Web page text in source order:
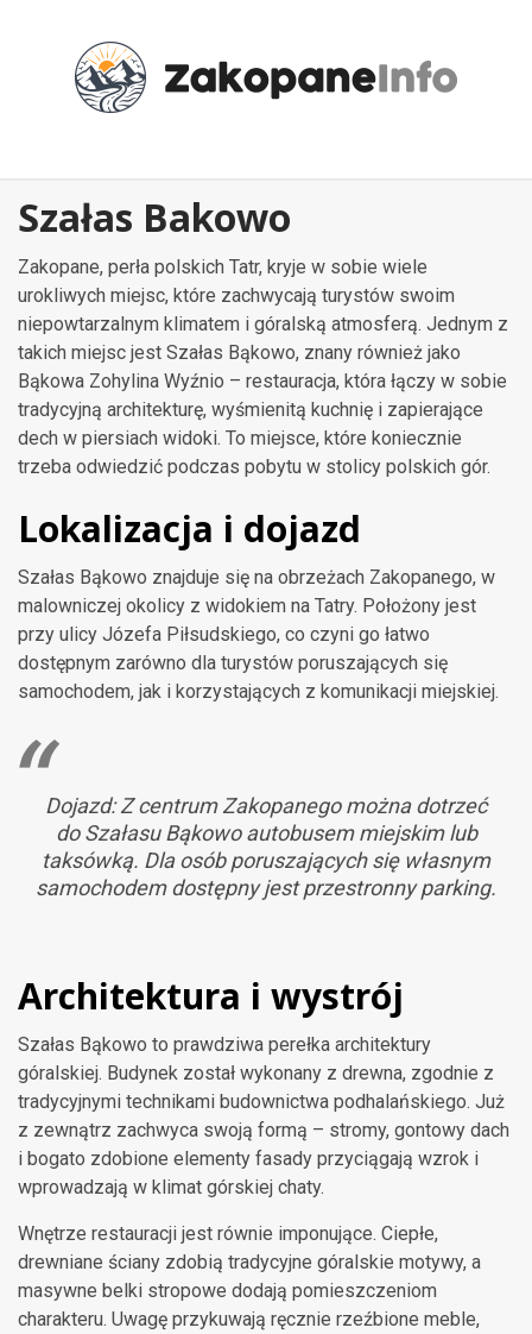
Szałas Bakowo
Zakopane, perła polskich Tatr, kryje w sobie wiele
urokliwych miejsc, które zachwycają turystów swoim
niepowtarzalnym klimatem i góralską atmosferą. Jednym z
takich miejsc jest Szałas Bąkowo, znany również jako
Bąkowa Zohylina Wyźnio – restauracja, która łączy w sobie
tradycyjną architekturę, wyśmienitą kuchnię i zapierające
dech w piersiach widoki. To miejsce, które koniecznie
trzeba odwiedzić podczas pobytu w stolicy polskich gór.
Lokalizacja i dojazd
Szałas Bąkowo znajduje się na obrzeżach Zakopanego, w
malowniczej okolicy z widokiem na Tatry. Położony jest
przy ulicy Józefa Piłsudskiego, co czyni go łatwo
dostępnym zarówno dla turystów poruszających się
samochodem, jak i korzystających z komunikacji miejskiej.
Dojazd: Z centrum Zakopanego można dotrzeć
do Szałasu Bąkowo autobusem miejskim lub
taksówką. Dla osób poruszających się własnym
samochodem dostępny jest przestronny parking.
Architektura i wystrój
Szałas Bąkowo to prawdziwa perełka architektury
góralskiej. Budynek został wykonany z drewna, zgodnie z
tradycyjnymi technikami budownictwa podhalańskiego. Już
z zewnątrz zachwyca swoją formą – stromy, gontowy dach
i bogato zdobione elementy fasady przyciągają wzrok i
wprowadzają w klimat górskiej chaty.
Wnętrze restauracji jest równie imponujące. Ciepłe,
drewniane ściany zdobią tradycyjne góralskie motywy, a
masywne belki stropowe dodają pomieszczeniom
charakteru. Uwagę przykuwają ręcznie rzeźbione meble,